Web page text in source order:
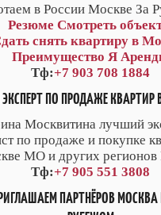
в России Москве За
Резюме Смотреть
снять квартиру в
Преимущество Я
Тф:+7 903 708 1884
ПО ПРОДАЖЕ КВАРТИР
Москвитина лучший
по продаже и покупке
МО и других регионов
Тф:+7 905 551 3808
ПАРТНЁРОВ